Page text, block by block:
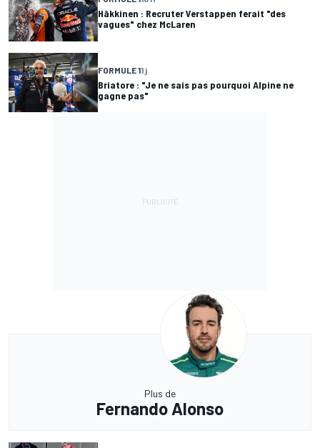
Häkkinen : Recruter Verstappen ferait "des
vagues" chez McLaren
FORMULE 11 j
Briatore : "Je ne sais pas pourquoi Alpine ne
gagne pas"
Plus de
Fernando Alonso